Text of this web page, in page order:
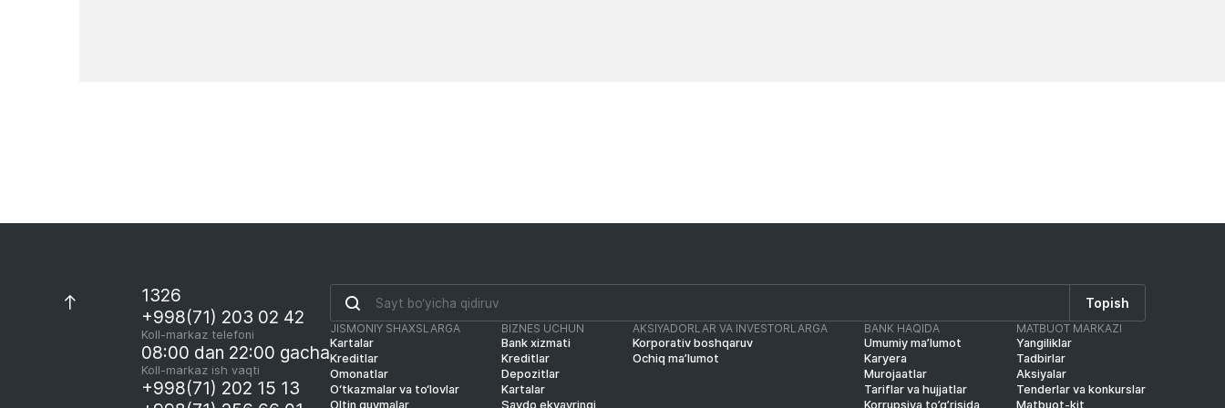
1326
+998(71) 203 02 42
Koll-markaz telefoni
08:00 dan 22:00 gacha
Koll-markaz ish vaqti
+998(71) 202 15 13
Topish
JISMONIY SHAXSLARGA
Kartalar
Kreditlar
Omonatlar
O‘tkazmalar va to‘lovlar
Oltin quymalar
BIZNES UCHUN
Bank xizmati
Kreditlar
Depozitlar
Kartalar
Savdo ekvayringi
AKSIYADORLAR VA INVESTORLARGA
Korporativ boshqaruv
Ochiq ma’lumot
BANK HAQIDA
Umumiy ma’lumot
Karyera
Murojaatlar
Tariflar va hujjatlar
Korrupsiya to’g’risida
MATBUOT MARKAZI
Yangiliklar
Tadbirlar
Aksiyalar
Tenderlar va konkurslar
Matbuot-kit